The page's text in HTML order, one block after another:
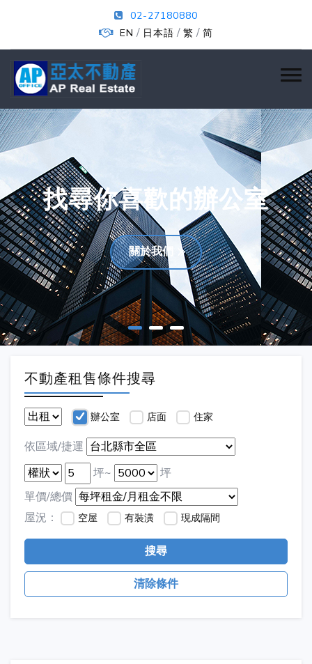
02-27180880
EN / 日本語 / 繁 / 简
找尋你喜歡的辦公室
關於我們
不動產租售條件搜尋
辦公室 店面 住家
依區域/捷運
坪~
坪
單價/總價
屋況：
空屋 有裝潢 現成隔間
搜尋
清除條件